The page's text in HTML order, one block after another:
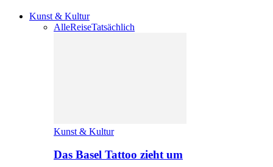
Kunst & Kultur
AlleReiseTatsächlich
Kunst & Kultur
Das Basel Tattoo zieht um